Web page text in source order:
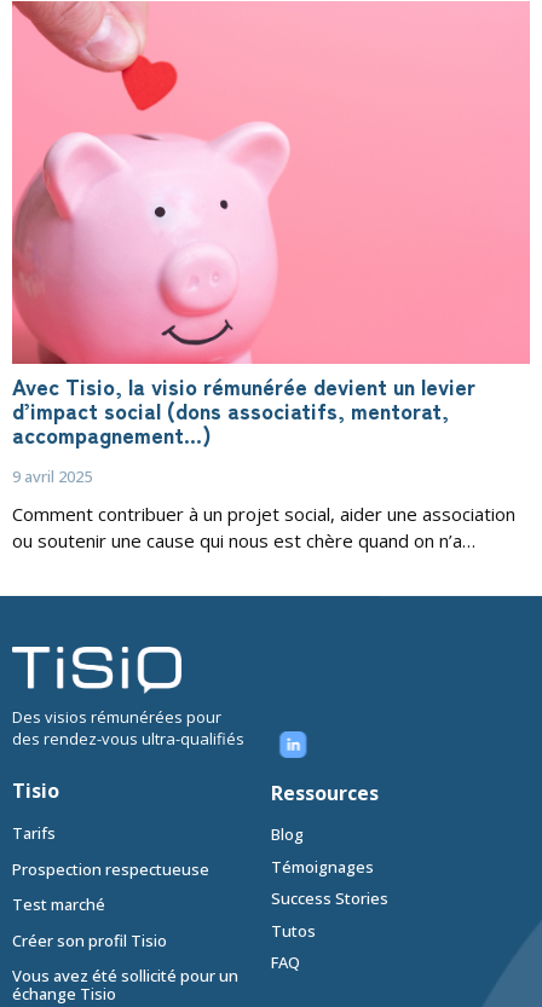
Avec Tisio, la visio rémunérée devient un levier
d’impact social (dons associatifs, mentorat,
accompagnement…)
9 avril 2025
Comment contribuer à un projet social, aider une association
ou soutenir une cause qui nous est chère quand on n’a…
Des visios rémunérées pour
des rendez-vous ultra-qualifiés
Tisio
Tarifs
Prospection respectueuse
Test marché
Créer son profil Tisio
Vous avez été sollicité pour un
échange Tisio
Ressources
Blog
Témoignages
Success Stories
Tutos
FAQ